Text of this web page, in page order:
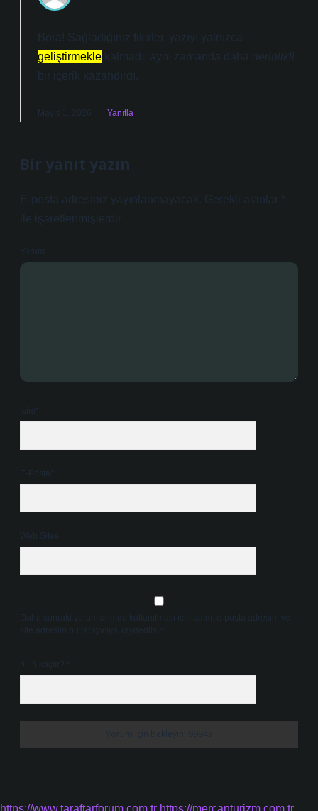
Bora! Sağladığınız fikirler, yazıyı yalnızca
geliştirmekle kalmadı; aynı zamanda daha derinlikli
bir içerik kazandırdı.
Mayıs 1, 2026 Yanıtla
Bir yanıt yazın
E-posta adresiniz yayınlanmayacak. Gerekli alanlar *
ile işaretlenmişlerdir
Yorum
İsim*
E-Posta*
Web Sitesi
Daha sonraki yorumlarımda kullanılması için adım, e-posta adresim ve
site adresim bu tarayıcıya kaydedilsin.
9 - 5 kaçtır?
https://www.taraftarforum.com.tr https://mercanturizm.com.tr